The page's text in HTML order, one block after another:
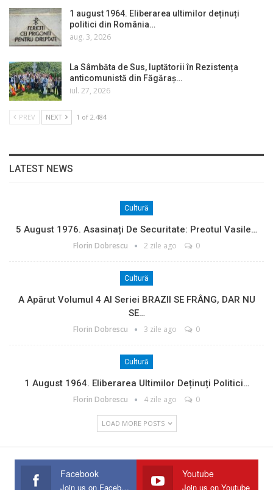
1 august 1964. Eliberarea ultimilor deținuți
politici din România…
aug. 3, 2026
La Sâmbăta de Sus, luptătorii în Rezistența
anticomunistă din Făgăraș…
iul. 27, 2026
PREV NEXT 1 of 2.484
LATEST NEWS
Cultură
5 August 1976. Asasinați De Securitate: Preotul Vasile…
Florin Dobrescu 2 zile ago 0
Cultură
A Apărut Volumul 4 Al Seriei BRAZII SE FRÂNG, DAR NU
SE…
Florin Dobrescu 3 zile ago 0
Cultură
1 August 1964. Eliberarea Ultimilor Deținuți Politici…
Florin Dobrescu 4 zile ago 0
LOAD MORE POSTS
Facebook
Join us on Facebook
Youtube
Join us on Youtube